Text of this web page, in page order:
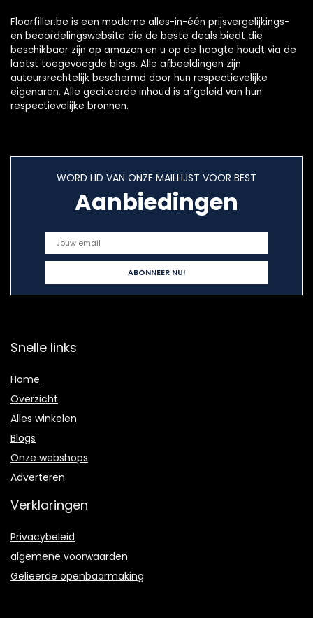
Floorfiller.be is een moderne alles-in-één prijsvergelijkings-
en beoordelingswebsite die de beste deals biedt die
beschikbaar zijn op amazon en u op de hoogte houdt via de
laatst toegevoegde blogs. Alle afbeeldingen zijn
auteursrechtelijk beschermd door hun respectievelijke
eigenaren. Alle geciteerde inhoud is afgeleid van hun
respectievelijke bronnen.
WORD LID VAN ONZE MAILLIJST VOOR BEST
Aanbiedingen
Snelle links
Home
Overzicht
Alles winkelen
Blogs
Onze webshops
Adverteren
Verklaringen
Privacybeleid
algemene voorwaarden
Gelieerde openbaarmaking